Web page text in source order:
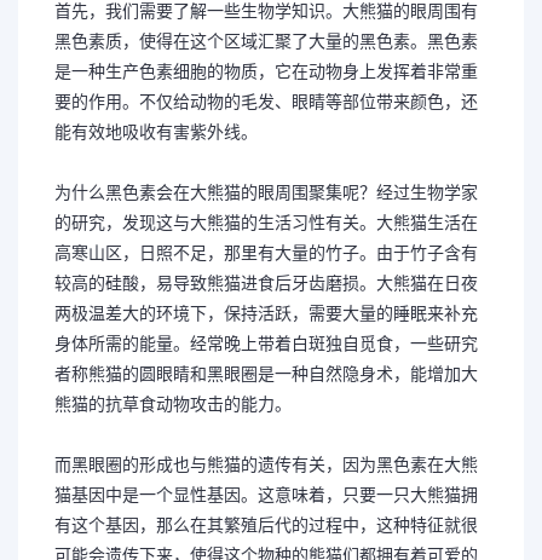
首先，我们需要了解一些生物学知识。大熊猫的眼周围有
黑色素质，使得在这个区域汇聚了大量的黑色素。黑色素
是一种生产色素细胞的物质，它在动物身上发挥着非常重
要的作用。不仅给动物的毛发、眼睛等部位带来颜色，还
能有效地吸收有害紫外线。
为什么黑色素会在大熊猫的眼周围聚集呢？经过生物学家
的研究，发现这与大熊猫的生活习性有关。大熊猫生活在
高寒山区，日照不足，那里有大量的竹子。由于竹子含有
较高的硅酸，易导致熊猫进食后牙齿磨损。大熊猫在日夜
两极温差大的环境下，保持活跃，需要大量的睡眠来补充
身体所需的能量。经常晚上带着白斑独自觅食，一些研究
者称熊猫的圆眼睛和黑眼圈是一种自然隐身术，能增加大
熊猫的抗草食动物攻击的能力。
而黑眼圈的形成也与熊猫的遗传有关，因为黑色素在大熊
猫基因中是一个显性基因。这意味着，只要一只大熊猫拥
有这个基因，那么在其繁殖后代的过程中，这种特征就很
可能会遗传下来，使得这个物种的熊猫们都拥有着可爱的